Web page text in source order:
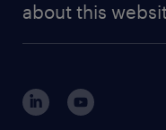
randstad digital
corporate governance
randstad innovation
about this